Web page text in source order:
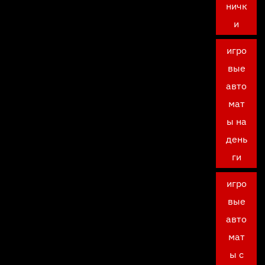
ничк
и
игро
вые
авто
мат
ы на
день
ги
игро
вые
авто
мат
ы с